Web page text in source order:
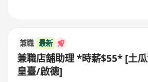
兼職 最新
兼職店舖助理 *時薪$55* [土
皇臺/啟德]